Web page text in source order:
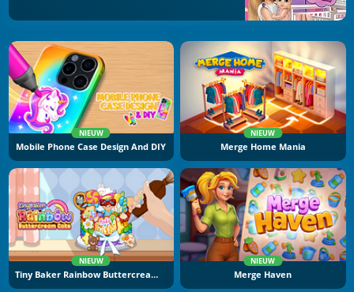
NIEUW
Mobile Phone Case Design And DIY
NIEUW
Merge Home Mania
NIEUW
Tiny Baker Rainbow Buttercream Cake
NIEUW
Merge Haven